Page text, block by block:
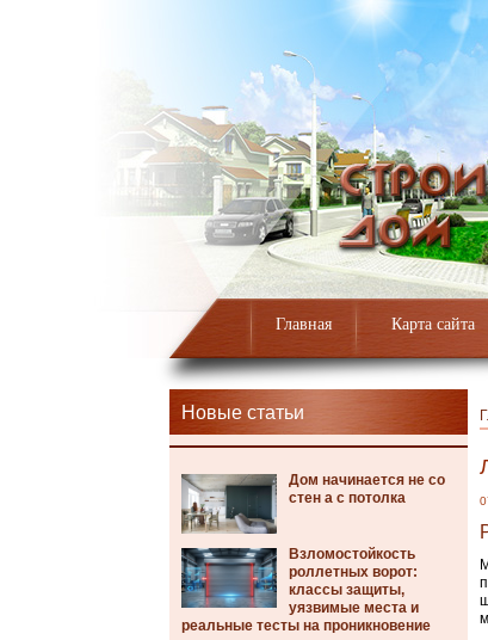
Главная Карта сайта
Новые статьи
Дом начинается не со
стен а с потолка
Взломостойкость
роллетных ворот:
классы защиты,
уязвимые места и
реальные тесты на проникновение